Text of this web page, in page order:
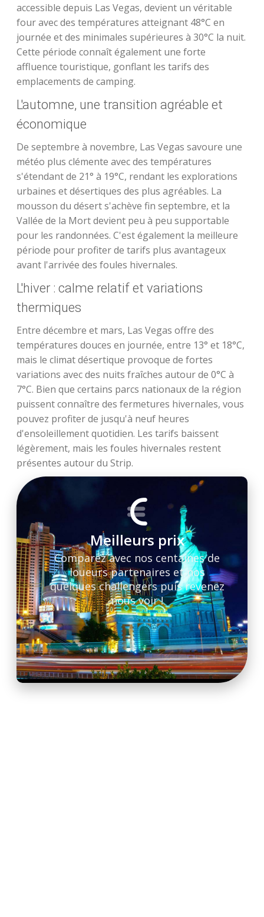
accessible depuis Las Vegas, devient un véritable
four avec des températures atteignant 48°C en
journée et des minimales supérieures à 30°C la nuit.
Cette période connaît également une forte
affluence touristique, gonflant les tarifs des
emplacements de camping.
L'automne, une transition agréable et
économique
De septembre à novembre, Las Vegas savoure une
météo plus clémente avec des températures
s'étendant de 21° à 19°C, rendant les explorations
urbaines et désertiques des plus agréables. La
mousson du désert s'achève fin septembre, et la
Vallée de la Mort devient peu à peu supportable
pour les randonnées. C'est également la meilleure
période pour profiter de tarifs plus avantageux
avant l'arrivée des foules hivernales.
L'hiver : calme relatif et variations
thermiques
Entre décembre et mars, Las Vegas offre des
températures douces en journée, entre 13° et 18°C,
mais le climat désertique provoque de fortes
variations avec des nuits fraîches autour de 0°C à
7°C. Bien que certains parcs nationaux de la région
puissent connaître des fermetures hivernales, vous
pouvez profiter de jusqu'à neuf heures
d'ensoleillement quotidien. Les tarifs baissent
légèrement, mais les foules hivernales restent
présentes autour du Strip.
Meilleurs prix
Comparez avec nos centaines de
loueurs partenaires et nos
quelques challengers puis revenez
nous voir !